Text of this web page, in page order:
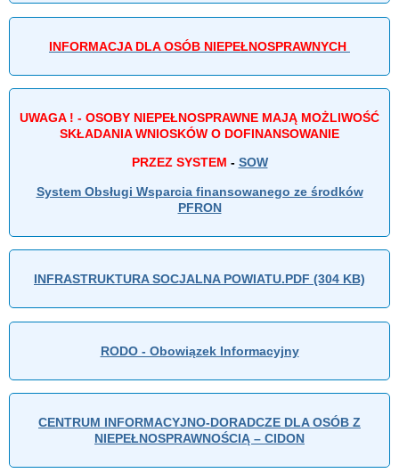
INFORMACJA DLA OSÓB NIEPEŁNOSPRAWNYCH
UWAGA ! - OSOBY NIEPEŁNOSPRAWNE MAJĄ MOŻLIWOŚĆ
SKŁADANIA WNIOSKÓW O DOFINANSOWANIE
PRZEZ SYSTEM - SOW
System Obsługi Wsparcia finansowanego ze środków
PFRON
INFRASTRUKTURA SOCJALNA POWIATU.PDF (304 KB)
RODO - Obowiązek Informacyjny
CENTRUM INFORMACYJNO-DORADCZE DLA OSÓB Z
NIEPEŁNOSPRAWNOŚCIĄ – CIDON